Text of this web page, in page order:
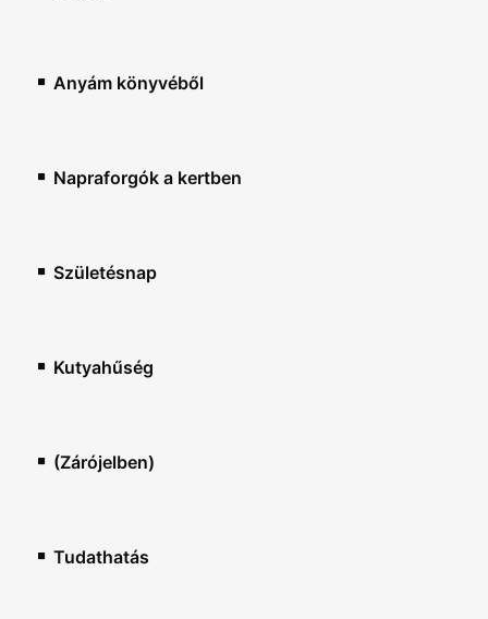
Anyám könyvéből
Napraforgók a kertben
Születésnap
Kutyahűség
(Zárójelben)
Tudathatás